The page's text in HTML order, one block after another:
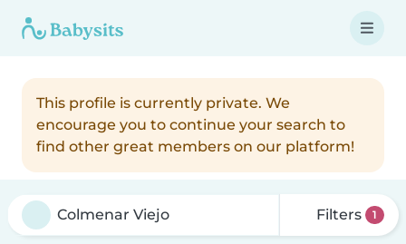
This profile is currently private. We
encourage you to continue your search to
find other great members on our platform!
Filters 1